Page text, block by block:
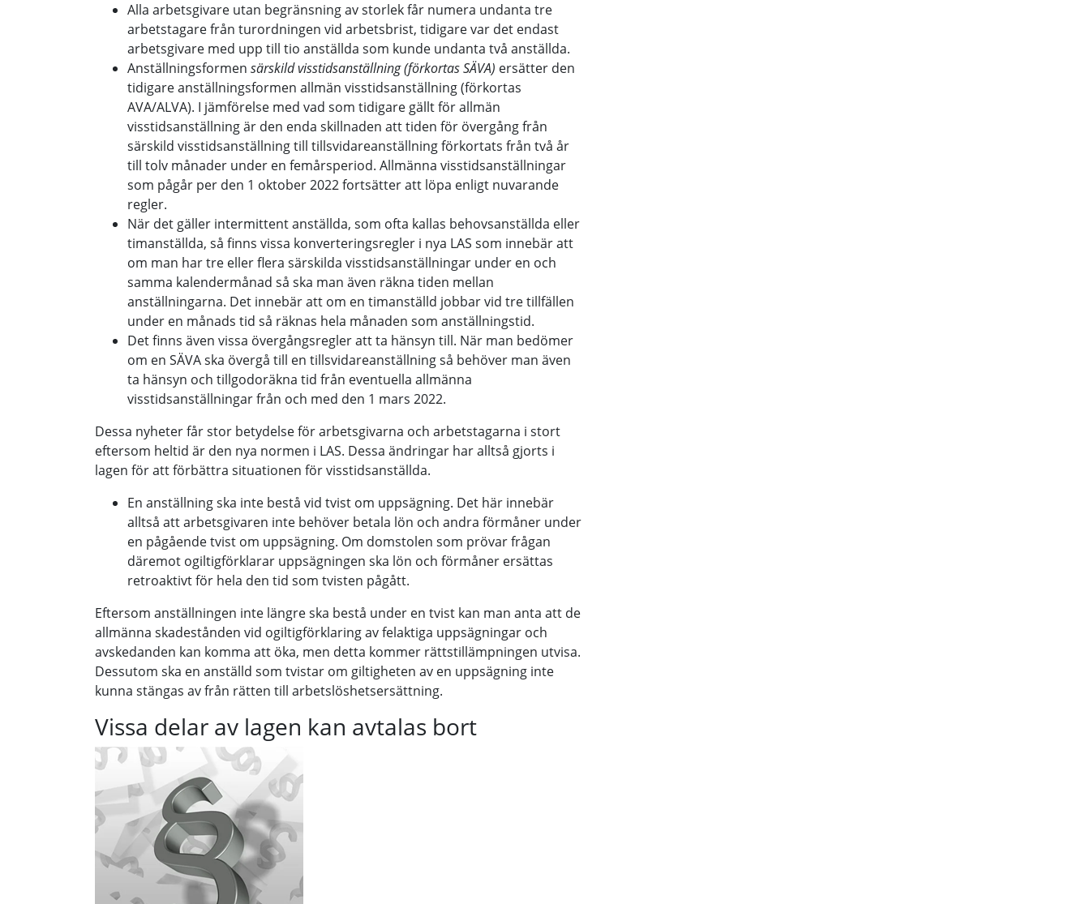
Alla arbetsgivare utan begränsning av storlek får numera undanta tre
arbetstagare från turordningen vid arbetsbrist, tidigare var det endast
arbetsgivare med upp till tio anställda som kunde undanta två anställda.
Anställningsformen särskild visstidsanställning (förkortas SÄVA) ersätter den
tidigare anställningsformen allmän visstidsanställning (förkortas
AVA/ALVA). I jämförelse med vad som tidigare gällt för allmän
visstidsanställning är den enda skillnaden att tiden för övergång från
särskild visstidsanställning till tillsvidareanställning förkortats från två år
till tolv månader under en femårsperiod. Allmänna visstidsanställningar
som pågår per den 1 oktober 2022 fortsätter att löpa enligt nuvarande
regler.
När det gäller intermittent anställda, som ofta kallas behovsanställda eller
timanställda, så finns vissa konverteringsregler i nya LAS som innebär att
om man har tre eller flera särskilda visstidsanställningar under en och
samma kalendermånad så ska man även räkna tiden mellan
anställningarna. Det innebär att om en timanställd jobbar vid tre tillfällen
under en månads tid så räknas hela månaden som anställningstid.
Det finns även vissa övergångsregler att ta hänsyn till. När man bedömer
om en SÄVA ska övergå till en tillsvidareanställning så behöver man även
ta hänsyn och tillgodoräkna tid från eventuella allmänna
visstidsanställningar från och med den 1 mars 2022.
Dessa nyheter får stor betydelse för arbetsgivarna och arbetstagarna i stort
eftersom heltid är den nya normen i LAS. Dessa ändringar har alltså gjorts i
lagen för att förbättra situationen för visstidsanställda.
En anställning ska inte bestå vid tvist om uppsägning. Det här innebär
alltså att arbetsgivaren inte behöver betala lön och andra förmåner under
en pågående tvist om uppsägning. Om domstolen som prövar frågan
däremot ogiltigförklarar uppsägningen ska lön och förmåner ersättas
retroaktivt för hela den tid som tvisten pågått.
Eftersom anställningen inte längre ska bestå under en tvist kan man anta att de
allmänna skadestånden vid ogiltigförklaring av felaktiga uppsägningar och
avskedanden kan komma att öka, men detta kommer rättstillämpningen utvisa.
Dessutom ska en anställd som tvistar om giltigheten av en uppsägning inte
kunna stängas av från rätten till arbetslöshetsersättning.
Vissa delar av lagen kan avtalas bort